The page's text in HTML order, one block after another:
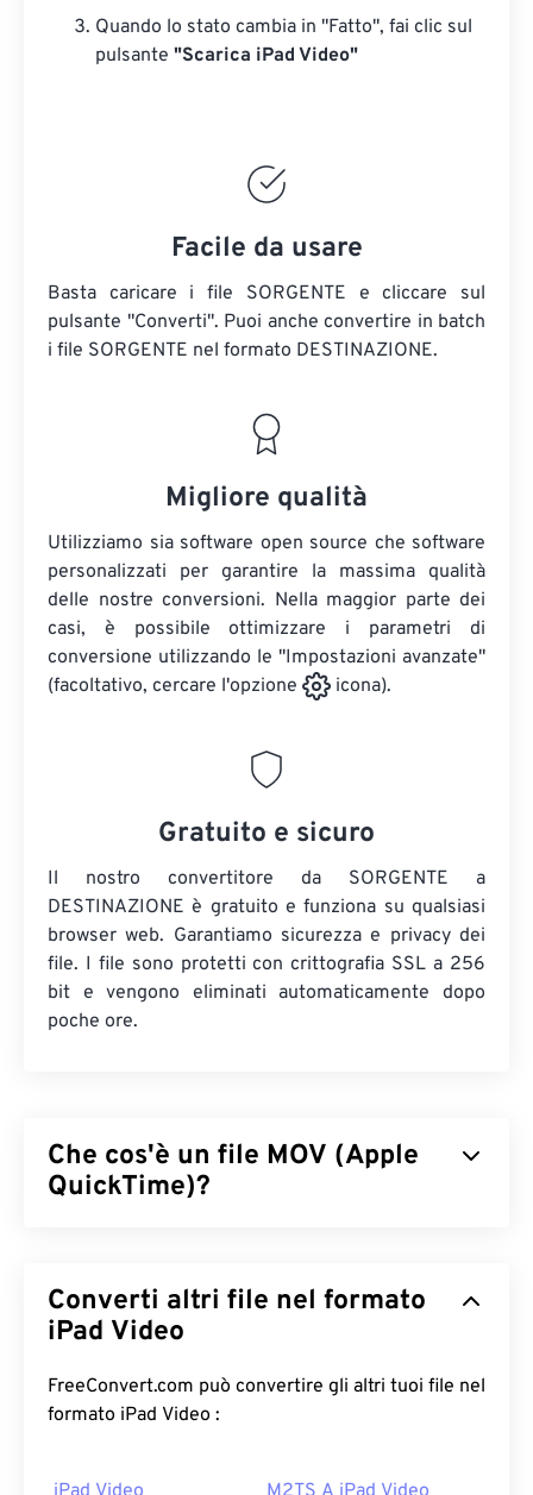
Quando lo stato cambia in "Fatto", fai clic sul
pulsante "Scarica iPad Video"
Facile da usare
Basta caricare i file SORGENTE e cliccare sul
pulsante "Converti". Puoi anche convertire in batch
i file SORGENTE nel formato DESTINAZIONE.
Migliore qualità
Utilizziamo sia software open source che software
personalizzati per garantire la massima qualità
delle nostre conversioni. Nella maggior parte dei
casi, è possibile ottimizzare i parametri di
conversione utilizzando le "Impostazioni avanzate"
(facoltativo, cercare l'opzione
icona).
Gratuito e sicuro
Il nostro convertitore da SORGENTE a
DESTINAZIONE è gratuito e funziona su qualsiasi
browser web. Garantiamo sicurezza e privacy dei
file. I file sono protetti con crittografia SSL a 256
bit e vengono eliminati automaticamente dopo
poche ore.
Che cos'è un file MOV (Apple
QuickTime)?
3Dedi realtà virtuale (VR) . È noto per essere utile
per salvare file multimediali sul dispositivo
è la memorizzazione dei dati in " atomi" e "tracce"
di filmati, che consentono un editing altamente
Converti altri file nel formato
iPad Video
FreeConvert.com può convertire gli altri tuoi file nel
formato iPad Video :